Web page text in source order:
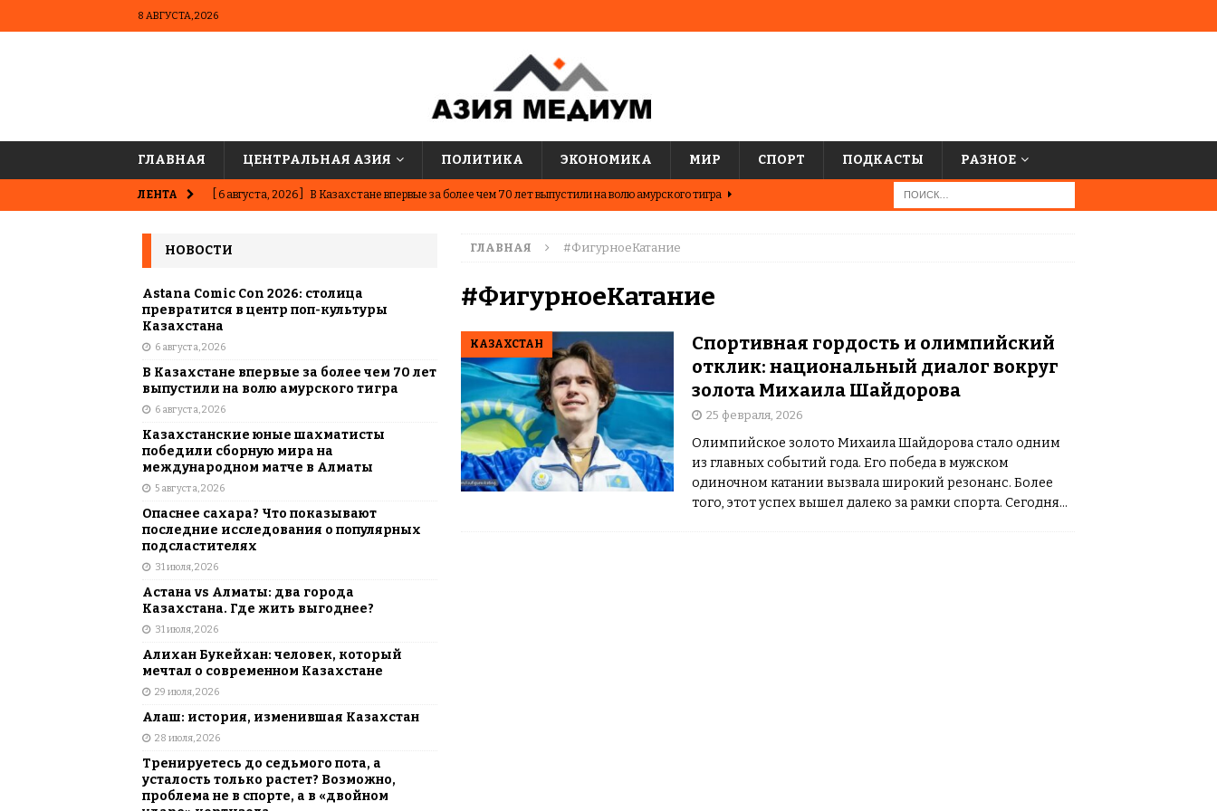
8 АВГУСТА, 2026
ГЛАВНАЯ ЦЕНТРАЛЬНАЯ АЗИЯ ПОЛИТИКА ЭКОНОМИКА МИР СПОРТ ПОДКАСТЫ РАЗНОЕ
ЛЕНТА [ 6 августа, 2026 ] В Казахстане впервые за более чем 70 лет выпустили на волю амурского тигра
[ 5 августа, 2026 ] Казахстанские юные шахматисты победили сборную мира на международном
матче в Алматы
[ 31 июля, 2026 ] Опаснее сахара? Что показывают последние исследования о популярных
подсластителях
[ 31 июля, 2026 ] Астана vs Алматы: два города Казахстана. Где жить выгоднее?
АЗИЯ
[ 6 августа, 2026 ] Astana Comic Con 2026: столица превратится в центр поп-культуры Казахстана
КАЗАХСТАН
ГЛАВНАЯ #ФигурноеКатание
#ФигурноеКатание
КАЗАХСТАН
Спортивная гордость и олимпийский
отклик: национальный диалог вокруг
золота Михаила Шайдорова
25 февраля, 2026
Олимпийское золото Михаила Шайдорова стало одним
из главных событий года. Его победа в мужском
одиночном катании вызвала широкий резонанс. Более
того, этот успех вышел далеко за рамки спорта. Сегодня
НОВОСТИ
Astana Comic Con 2026: столица
превратится в центр поп-культуры
Казахстана
6 августа, 2026
В Казахстане впервые за более чем 70 лет
выпустили на волю амурского тигра
6 августа, 2026
Казахстанские юные шахматисты
победили сборную мира на
международном матче в Алматы
5 августа, 2026
Опаснее сахара? Что показывают
последние исследования о популярных
подсластителях
31 июля, 2026
Астана vs Алматы: два города
Казахстана. Где жить выгоднее?
31 июля, 2026
Алихан Букейхан: человек, который
мечтал о современном Казахстане
29 июля, 2026
Алаш: история, изменившая Казахстан
28 июля, 2026
Тренируетесь до седьмого пота, а
усталость только растет? Возможно,
проблема не в спорте, а в «двойном